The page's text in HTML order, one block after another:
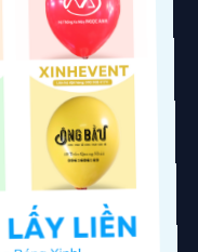
Gọi Chốt
Ngay